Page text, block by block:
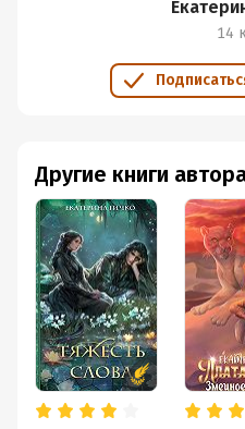
И, увы, мне не нравятся
А в остальном всё
классные книги.
14
Другие книги